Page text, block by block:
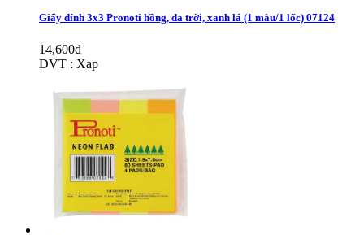
Giấy dính 3x3 Pronoti hồng, da trời, xanh lá (1 màu/1 lốc) 07124
14,600đ
DVT : Xap